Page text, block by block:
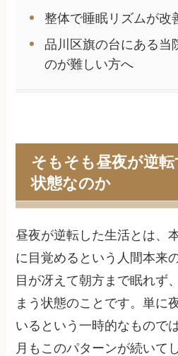
整体で睡眠リズムが改
品川区旗の台にある当
のが難しい方へ
そもそも昼夜が逆
状態なのか
昼夜が逆転した生活とは、
に目覚めるという人間本来
目が冴えて朝方まで眠れず
まう状態のことです。単に
いるという一時的なもので
月もこのパターンが続いて